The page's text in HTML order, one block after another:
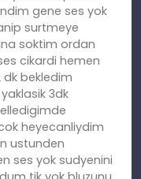
gene ses yok
surtmeye
soktim ordan
cikardi hemen
bekledim
3dk
heyecanliydim
ustunden
ses yok sudyenini